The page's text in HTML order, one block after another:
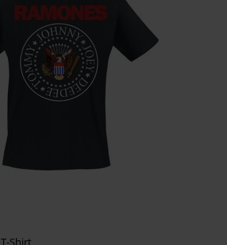
T-Shirt